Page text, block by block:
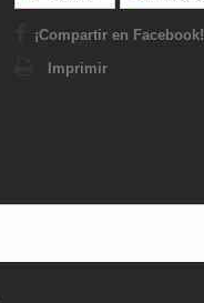
¡Compartir en Facebook!
Imprimir